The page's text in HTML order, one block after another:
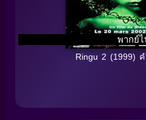
พากย์
Ringu 2 (1999)